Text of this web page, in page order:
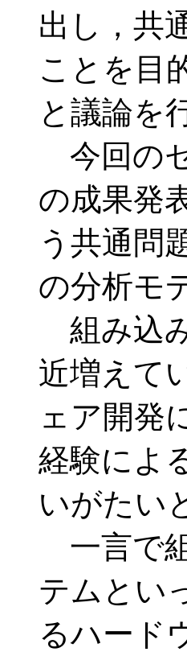
出し，共
ことを目
と議論を
今回の
の成果発
う共通問
の分析モ
組み込
近増えて
ェア開発
経験によ
いがたい
一言で
テムとい
るハード